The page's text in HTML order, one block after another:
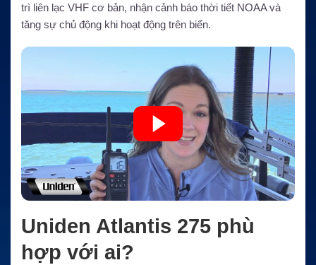
trì liên lạc VHF cơ bản, nhận cảnh báo thời tiết NOAA và
tăng sự chủ động khi hoạt động trên biển.
Uniden Atlantis 275 phù
hợp với ai?